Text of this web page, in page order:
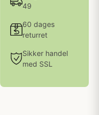
49
60 dages
returret
Sikker handel
med SSL